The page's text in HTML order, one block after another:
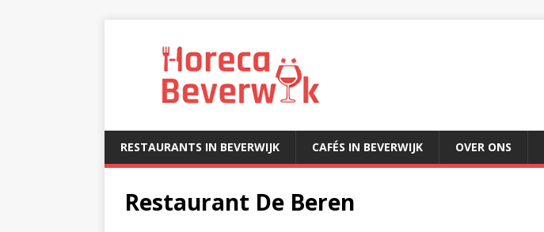
RESTAURANTS IN BEVERWIJK CAFÉS IN BEVERWIJK OVER ONS
Restaurant De Beren